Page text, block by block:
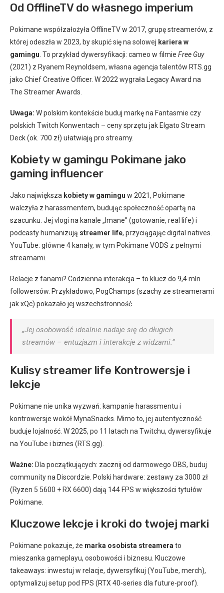
Od OfflineTV do własnego imperium
Pokimane współzałożyła OfflineTV w 2017, grupę streamerów, z
której odeszła w 2023, by skupić się na solowej kariera w
gamingu . To przykład dywersyfikacji: cameo w filmie Free Guy
(2021) z Ryanem Reynoldsem, własna agencja talentów RTS.gg
jako Chief Creative Officer. W 2022 wygrała Legacy Award na
The Streamer Awards.
Uwaga: W polskim kontekście buduj markę na Fantasmie czy
polskich Twitch Konwentach – ceny sprzętu jak Elgato Stream
Deck (ok. 700 zł) ułatwiają pro streamy.
Kobiety w gamingu Pokimane jako
gaming influencer
Jako największa kobiety w gamingu w 2021, Pokimane
walczyła z harassmentem, budując społeczność opartą na
szacunku. Jej vlogi na kanale „Imane” (gotowanie, real life) i
podcasty humanizują streamer life, przyciągając digital natives.
YouTube: główne 4 kanały, w tym Pokimane VODS z pełnymi
streamami.
Relacje z fanami? Codzienna interakcja – to klucz do 9,4 mln
followersów. Przykładowo, PogChamps (szachy ze streamerami
jak xQc) pokazało jej wszechstronność.
„Jej osobowość idealnie nadaje się do długich
streamów – entuzjazm i interakcje z widzami.”
Kulisy streamer life Kontrowersje i
lekcje
Pokimane nie unika wyzwań: kampanie harassmentu i
kontrowersje wokół MynaSnacks. Mimo to, jej autentyczność
buduje lojalność. W 2025, po 11 latach na Twitchu, dywersyfikuje
na YouTube i biznes (RTS.gg).
Ważne: Dla początkujących: zacznij od darmowego OBS, buduj
community na Discordzie. Polski hardware: zestawy za 3000 zł
(Ryzen 5 5600 + RX 6600) dają 144 FPS w większości tytułów
Pokimane.
Kluczowe lekcje i kroki do twojej marki
Pokimane pokazuje, że marka osobista streamera to
mieszanka gameplayu, osobowości i biznesu. Kluczowe
takeaways: inwestuj w relacje, dywersyfikuj (YouTube, merch),
optymalizuj setup pod FPS (RTX 40-series dla future-proof).